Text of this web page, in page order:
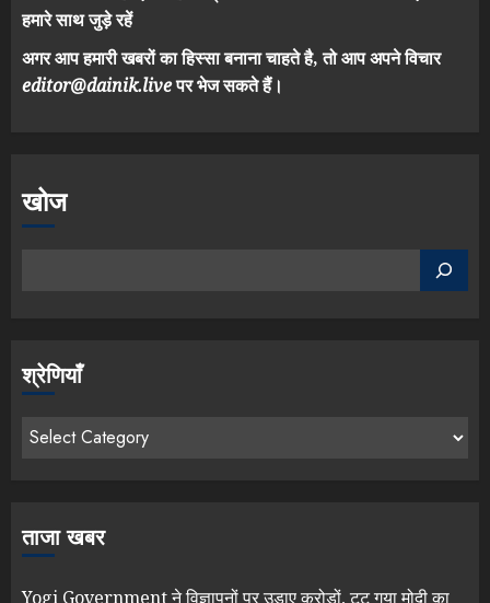
हमारे साथ जुड़े रहें
अगर आप हमारी खबरों का हिस्सा बनाना चाहते है, तो आप अपने विचार
editor@dainik.liveपर भेज सकते हैं।
खोज
श्रेणियाँ
ताजा खबर
Yogi Government ने विज्ञापनों पर उड़ाए करोड़ों, टूट गया मोदी का